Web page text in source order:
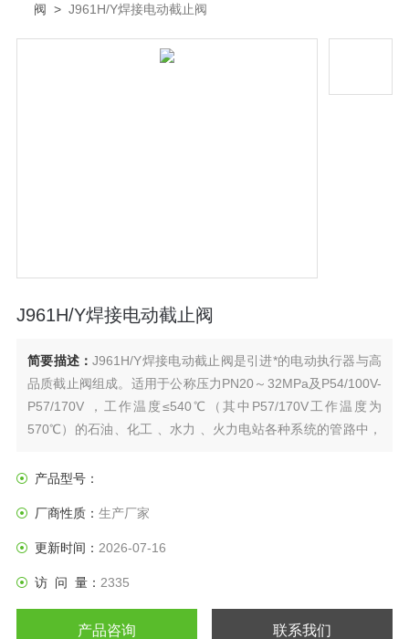
阀 >J961H/Y焊接电动截止阀
J961H/Y焊接电动截止阀
简要描述：J961H/Y焊接电动截止阀是引进*的电动执行器与高
品质截止阀组成。适用于公称压力PN20～32MPa及P54/100V-
P57/170V ，工作温度≤540℃（其中P57/170V工作温度为
570℃）的石油、化工 、水力 、火力电站各种系统的管路中，
上，作为启闭装置；尤其适用于火电厂汽机冷凝和真空负压系
产品型号：
厂商性质： 生产厂家
更新时间： 2026-07-16
访 问 量： 2335
产品咨询 联系我们